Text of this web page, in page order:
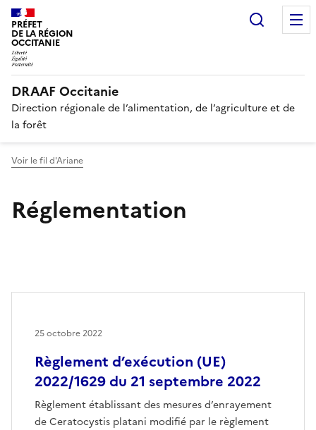
PRÉFET
DE LA RÉGION
OCCITANIE
DRAAF Occitanie
Direction régionale de l’alimentation, de l’agriculture et de
la forêt
Voir le fil d'Ariane
Réglementation
Règlement d’exécution (UE)
2022/1629 du 21 septembre 2022
Règlement établissant des mesures d’enrayement
de Ceratocystis platani modifié par le règlement
25 octobre 2022